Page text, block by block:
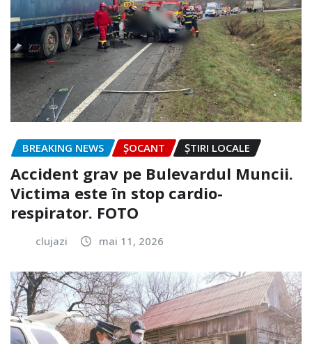
BREAKING NEWS ȘOCANT ȘTIRI LOCALE
Accident grav pe Bulevardul Muncii.
Victima este în stop cardio-
respirator. FOTO
clujazi mai 11, 2026